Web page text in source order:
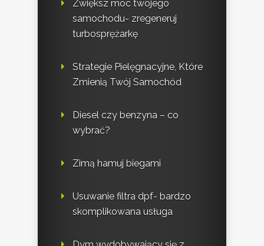
Zwiększ moc twojego
samochodu- zregeneruj
turbosprężarkę
Strategie Pielęgnacyjne, Które
Zmienią Twój Samochód
Diesel czy benzyna – co
wybrać?
Zimą hamuj biegami
Usuwanie filtra dpf- bardzo
skomplikowana usługa